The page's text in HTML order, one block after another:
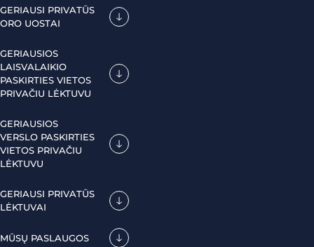
GERIAUSI PRIVATŪS
ORO UOSTAI
GERIAUSIOS
LAISVALAIKIO
PASKIRTIES VIETOS
PRIVAČIU LĖKTUVU
GERIAUSIOS
VERSLO PASKIRTIES
VIETOS PRIVAČIU
LĖKTUVU
GERIAUSI PRIVATŪS
LĖKTUVAI
MŪSŲ PASLAUGOS